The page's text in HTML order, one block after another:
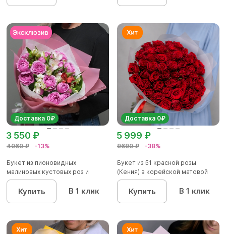
Доставка 0₽
4060 ₽ -13%
3 550 ₽
Букет из пионовидных
малиновых кустовых роз и
альстроме...
Купить В 1 клик
Доставка 0₽
9690 ₽ -38%
5 999 ₽
Букет из 51 красной розы
(Кения) в корейской матовой
уп...
Купить В 1 клик